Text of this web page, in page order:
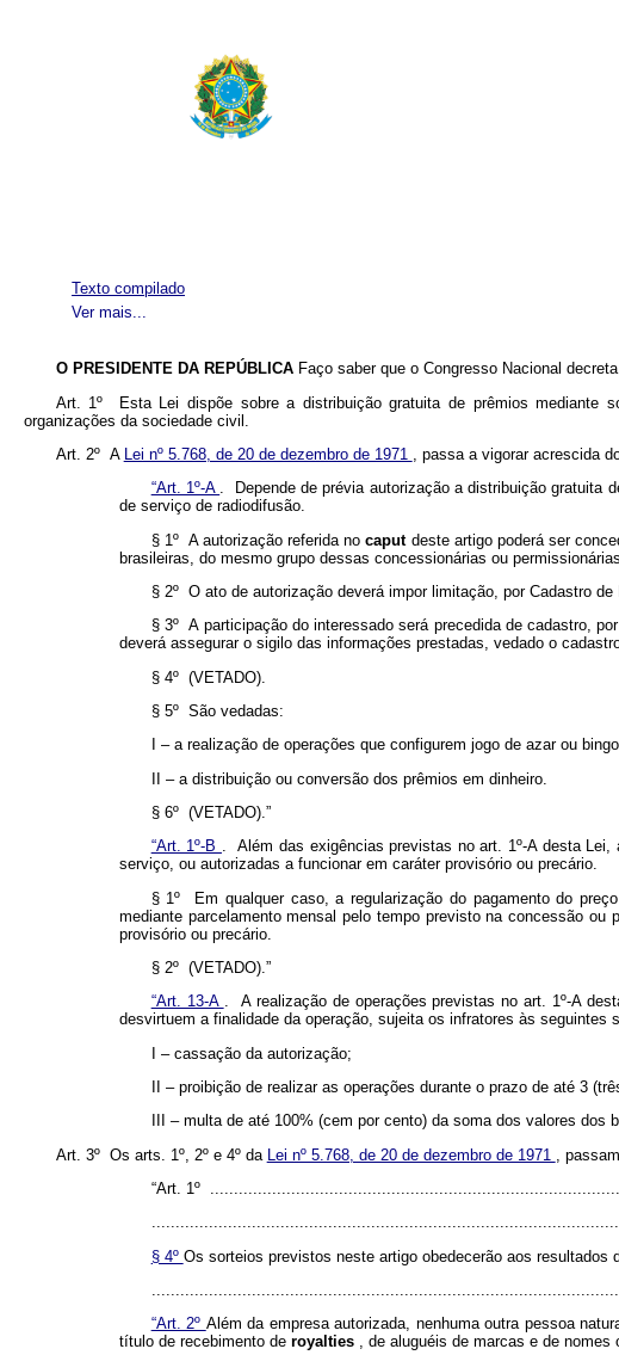
Ver mais...
Texto compilado
O PRESIDENTE DA REPÚBLICA Faço saber que o Congresso Nacional
Art. 1º Esta Lei dispõe sobre a distribuição gratuita de prêmios mediante
organizações da sociedade civil.
Art. 2º A
Lei nº 5.768, de 20 de dezembro de 1971
, passa a vigorar acrescida
“Art. 1º-A . Depende de prévia autorização a distribuição gratuita
de serviço de radiodifusão.
§ 1º A autorização referida nocaput deste artigo poderá ser
brasileiras, do mesmo grupo dessas concessionárias ou
§ 2º O ato de autorização deverá impor limitação, por Cadastro
§ 3º A participação do interessado será precedida de cadastro,
deverá assegurar o sigilo das informações prestadas, vedado o
§ 4º (VETADO).
§ 5º São vedadas:
I – a realização de operações que configurem jogo de azar ou
II – a distribuição ou conversão dos prêmios em dinheiro.
§ 6º (VETADO).”
“Art. 1º-B . Além das exigências previstas no art. 1º-A desta Lei,
serviço, ou autorizadas a funcionar em caráter provisório ou precário.
§ 1º Em qualquer caso, a regularização do pagamento do
mediante parcelamento mensal pelo tempo previsto na concessão
provisório ou precário.
§ 2º (VETADO).”
“Art. 13-A . A realização de operações previstas no art. 1º-A
desvirtuem a finalidade da operação, sujeita os infratores às seguintes
I – cassação da autorização;
II – proibição de realizar as operações durante o prazo de até 3
III – multa de até 100% (cem por cento) da soma dos valores dos
Art. 3º Os arts. 1º, 2º e 4º da Lei nº 5.768, de 20 de dezembro de 1971
,
“Art. 1º
§ 4º Os sorteios previstos neste artigo obedecerão aos resultados
“Art. 2º Além da empresa autorizada, nenhuma outra pessoa
título de recebimento de royalties , de aluguéis de marcas e de nomes